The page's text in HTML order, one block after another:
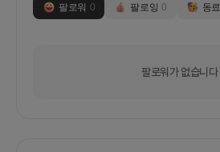
팔로워 0 팔로잉 0 동료
팔로워가 없습니다